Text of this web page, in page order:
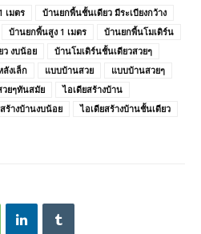
เมตร
บ้านยกพื้นชั้นเดียว มีระเบียงกว้าง
บ้านยกพื้นสูง 1 เมตร
บ้านยกพื้นโมเดิร์น
ว งบน้อย
บ้านโมเดิร์นชั้นเดียวสวยๆ
งเล็ก แบบบ้านสวย
แบบบ้านสวยๆ
ยๆทันสมัย
ไอเดียสร้างบ้าน
ร้างบ้านงบน้อย
ไอเดียสร้างบ้านชั้นเดียว